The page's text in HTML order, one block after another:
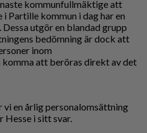
kommunfullmäktige att
Partille kommun i dag har en
utgör en blandad grupp
bedömning är dock att
inom
att beröras direkt av det
vi en årlig personalomsättning
Hesse i sitt svar.